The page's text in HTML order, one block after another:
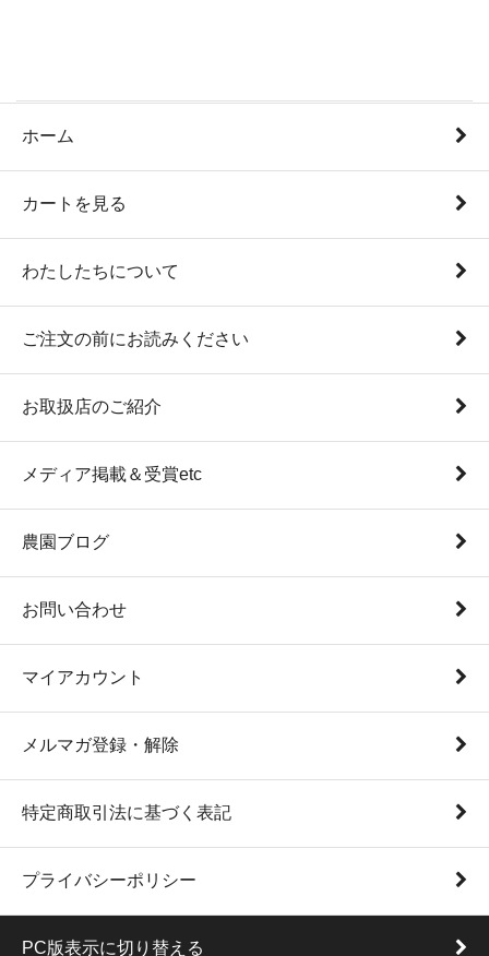
ホーム
カートを見る
わたしたちについて
ご注文の前にお読みください
お取扱店のご紹介
メディア掲載＆受賞etc
農園ブログ
お問い合わせ
マイアカウント
メルマガ登録・解除
特定商取引法に基づく表記
プライバシーポリシー
PC版表示に切り替える